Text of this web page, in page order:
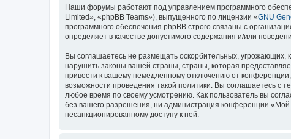
Наши форумы работают под управлением программного
Limited», «phpBB Teams»), выпущенного по лицензии «GNU
программного обеспечения phpBB строго связаны с
определяет в качестве допустимого содержания и/или
Вы соглашаетесь не размещать оскорбительных, угрожающих,
нарушить законы вашей страны, страны, которая
привести к вашему немедленному отключению от
возможности проведения такой политики. Вы соглашаетесь с
любое время по своему усмотрению. Как пользователь вы
без вашего разрешения, ни администрация конференции «Мой
несанкционированному доступу к ней.